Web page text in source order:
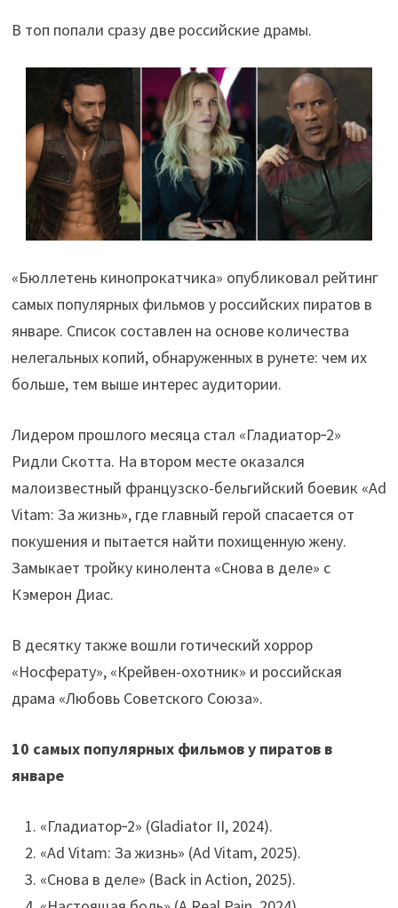
В топ попали сразу две российские драмы.
«Бюллетень кинопрокатчика» опубликовал рейтинг
самых популярных фильмов у российских пиратов в
январе. Список составлен на основе количества
нелегальных копий, обнаруженных в рунете: чем их
больше, тем выше интерес аудитории.
Лидером прошлого месяца стал «Гладиатор‑2»
Ридли Скотта. На втором месте оказался
малоизвестный французско-бельгийский боевик «Ad
Vitam: За жизнь», где главный герой спасается от
покушения и пытается найти похищенную жену.
Замыкает тройку кинолента «Снова в деле» с
Кэмерон Диас.
В десятку также вошли готический хоррор
«Носферату», «Крейвен-охотник» и российская
драма «Любовь Советского Союза».
10 самых популярных фильмов у пиратов в
январе
«Гладиатор‑2» (Gladiator II, 2024).
«Ad Vitam: За жизнь» (Ad Vitam, 2025).
«Снова в деле» (Back in Action, 2025).